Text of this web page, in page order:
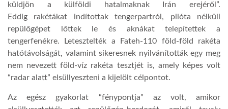
LATIMO.HU
GLOBOBOOK
küldjön a külföldi hatalmaknak Irán erejéről”.
Eddig rakétákat indítottak tengerpartról, pilóta nélküli
repülőgépet lőttek le és aknákat telepítettek a
tengerfenékre. Letesztelték a Fateh-110 föld-föld rakéta
hatótávolságát, valamint sikeresnek nyilvánították egy meg
nem nevezett föld-víz rakéta tesztjét is, amely képes volt
“radar alatt” elsüllyeszteni a kijelölt célpontot.
Az egész gyakorlat “fénypontja” az volt, amikor